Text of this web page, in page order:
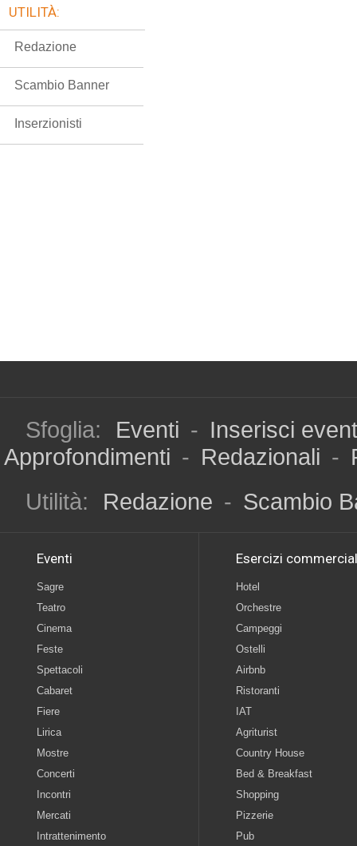
UTILITÀ:
Redazione
Scambio Banner
Inserzionisti
Sfoglia: Eventi - Inserisci
Approfondimenti - Redazionali -
Utilità:
Redazione - Scambio
Eventi
Sagre
Teatro
Cinema
Feste
Spettacoli
Cabaret
Fiere
Lirica
Mostre
Concerti
Incontri
Mercati
Intrattenimento
Esercizi
Hotel
Orchestre
Campeggi
Ostelli
Airbnb
Ristoranti
IAT
Agriturist
Country House
Bed & Breakfast
Shopping
Pizzerie
Pub